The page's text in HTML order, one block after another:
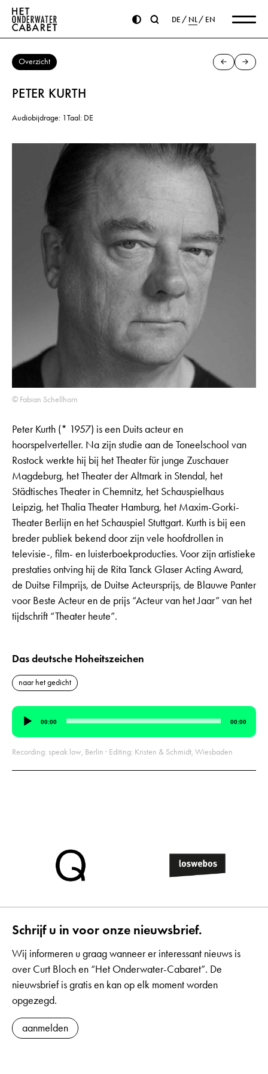
DE NL EN
Overzicht
PETER KURTH
Audiobijdrage: 1Taal: DE
© Fabian Schellhorn
Peter Kurth (* 1957) is een Duits acteur en
hoorspelverteller. Na zijn studie aan de Toneelschool van
Rostock werkte hij bij het Theater für junge Zuschauer
Magdeburg, het Theater der Altmark in Stendal, het
Städtisches Theater in Chemnitz, het Schauspielhaus
Leipzig, het Thalia Theater Hamburg, het Maxim-Gorki-
Theater Berlijn en het Schauspiel Stuttgart. Kurth is bij een
breder publiek bekend door zijn vele hoofdrollen in
televisie-, film- en luisterboekproducties. Voor zijn artistieke
prestaties ontving hij de Rita Tanck Glaser Acting Award,
de Duitse Filmprijs, de Duitse Acteursprijs, de Blauwe Panter
voor Beste Acteur en de prijs “Acteur van het Jaar” van het
tijdschrift “Theater heute”.
Das deutsche Hoheitszeichen
naar het gedicht
Audiospeler
00:00 00:00
Recording: speak low, Berlin · Editing: Kristen & Schmidt, Wiesbaden
Schrijf u in voor onze nieuwsbrief.
Wij informeren u graag wanneer er interessant nieuws is
over Curt Bloch en “Het Onderwater-Cabaret”. De
nieuwsbrief is gratis en kan op elk moment worden
opgezegd.
aanmelden